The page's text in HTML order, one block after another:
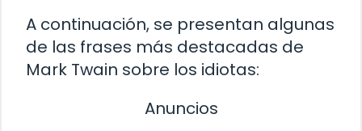
A continuación, se presentan algunas
de las frases más destacadas de
Mark Twain sobre los idiotas:
Anuncios